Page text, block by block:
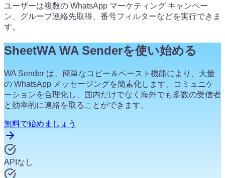
ユーザーは複数の WhatsApp マーケティング キャンペー
ン、グループ連絡先取得、番号フィルターなどを実行できま
す。
SheetWA WA Senderを使い始める
WA Sender は、簡単なコピー＆ペースト機能により、大量
の WhatsApp メッセージングを簡素化します。コミュニケ
ーションを合理化し、国内だけでなく海外でも多数の受信者
と効率的に連絡を取ることができます。
無料で始めましょう
APIなし